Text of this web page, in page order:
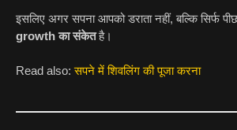
इसलिए अगर सपना आपको डराता नहीं, बल्कि सिर्फ
growth का संकेतहै।
Read also:सपने में शिवलिंग की पूजा करना